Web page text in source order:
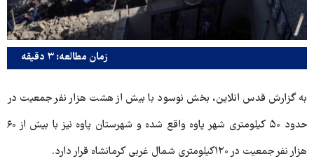
زمان مطالعه: ۳ دقیقه
به گزارش قدس انلاین، بخش نوسود با بیش از هشت هزار نفر جمعیت در
حدود ۵۰ کیلومتری شهر پاوه واقع شده و شهرستان پاوه نیز با بیش از ۶۰
هزار نفر جمعیت در ۱۲۰کیلومتری شمال غربی کرمانشاه قرار دارد.